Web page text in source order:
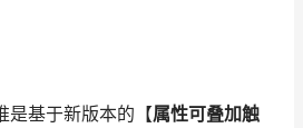
基于新版本的【属性可叠加触